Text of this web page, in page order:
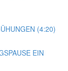
(4:20)
EIN